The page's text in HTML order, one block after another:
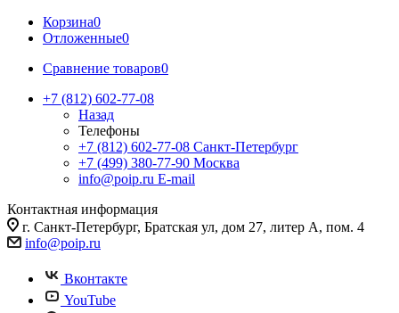
Корзина0
Отложенные0
Сравнение товаров0
+7 (812) 602-77-08
Назад
Телефоны
+7 (812) 602-77-08 Санкт-Петербург
+7 (499) 380-77-90 Москва
info@poip.ru E-mail
Контактная информация
г. Санкт-Петербург, Братская ул, дом 27, литер А, пом. 4
info@poip.ru
Вконтакте
YouTube